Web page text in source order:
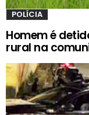
POLÍCIA
Homem é
rural na